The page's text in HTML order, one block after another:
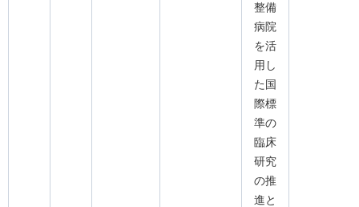
整備
病院
を活
用し
た国
際標
準の
臨床
研究
の推
進と